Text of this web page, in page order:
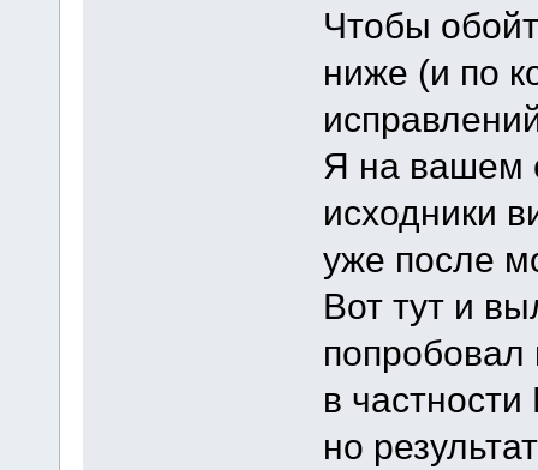
Чтобы
ниже (и по
Я на вашем
исходники
уже после
Вот тут и
попробовал
в
но